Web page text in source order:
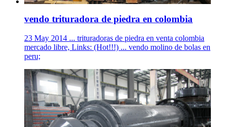
vendo trituradora de piedra en colombia
23 May 2014 ... trituradoras de piedra en venta colombia
mercado libre, Links: (Hot!!!) ... vendo molino de bolas en
peru;